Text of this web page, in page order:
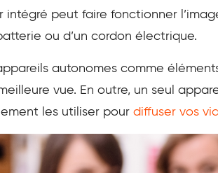
intégré peut faire fonctionner
ou d’un cordon électrique.
autonomes comme
vue. En outre, un seul
les utiliser pour diffuser vos